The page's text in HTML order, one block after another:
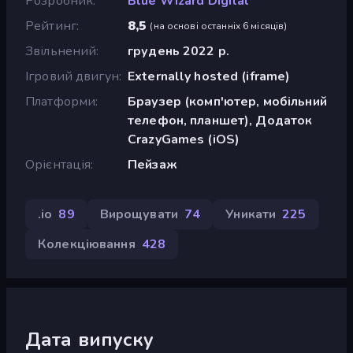
Рейтинг
8,5 (на основі останніх 6 місяців)
Звільнений
грудень 2022 р.
Ігровий двигун Externally hosted (iframe)
Платформи
Браузер (комп'ютер, мобільний
телефон, планшет), Додаток
CrazyGames (iOS)
Орієнтація
Пейзаж
.io 89 Вирощувати 74 Уникати 225
Колекціювання 428
Дата випуску